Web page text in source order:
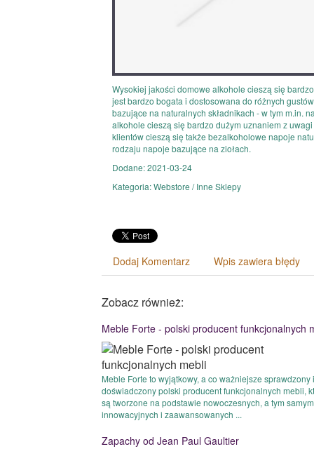
Wysokiej jakości domowe alkohole cieszą się
jest bardzo bogata i dostosowana do różnych
bazujące na naturalnych składnikach - w tym m.in.
alkohole cieszą się bardzo dużym uznaniem z
klientów cieszą się także bezalkoholowe napoje
rodzaju napoje bazujące na ziołach.
Dodane: 2021-03-24
Kategoria: Webstore / Inne Sklepy
Dodaj Komentarz Wpis zawiera błędy
Zobacz również:
Meble Forte - polski producent funkcjonalnych
Meble Forte to wyjątkowy, a co ważniejsze sprawdzony i
doświadczony polski producent funkcjonalnych mebli,
są tworzone na podstawie nowoczesnych, a tym samym
innowacyjnych i zaawansowanych ...
Zapachy od Jean Paul Gaultier